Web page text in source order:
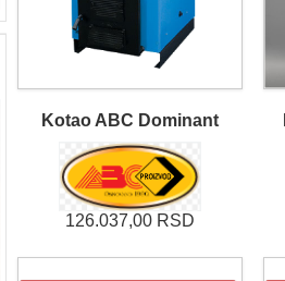
Kotao ABC Dominant
126.037,00 RSD